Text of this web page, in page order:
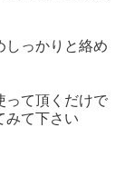
しっかりと絡め
って頂くだけで
みて下さい